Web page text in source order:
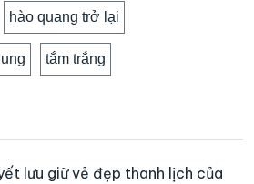
hào quang trở lại
tắm trắng
lưu giữ vẻ đẹp thanh lịch của